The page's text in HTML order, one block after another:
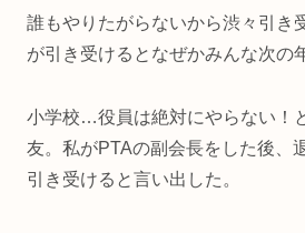
誰もやりたがらないから渋々引き
が引き受けるとなぜかみんな次の
小学校…役員は絶対にやらない！
友。私がPTAの副会長をした後、
引き受けると言い出した。